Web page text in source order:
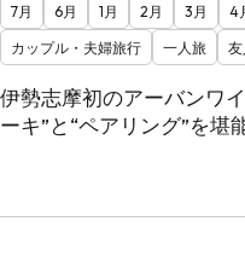
7月
6月 1月 2月 3月 4
カップル・夫婦旅行
一人旅
伊勢志摩初のアーバンワ
ーキ”と“ペアリング”を堪